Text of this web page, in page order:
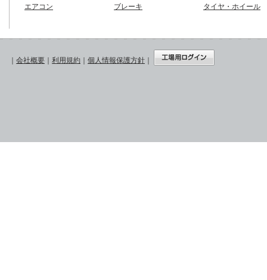
エアコン
ブレーキ
タイヤ・ホイール
会社概要 利用規約 個人情報保護方針